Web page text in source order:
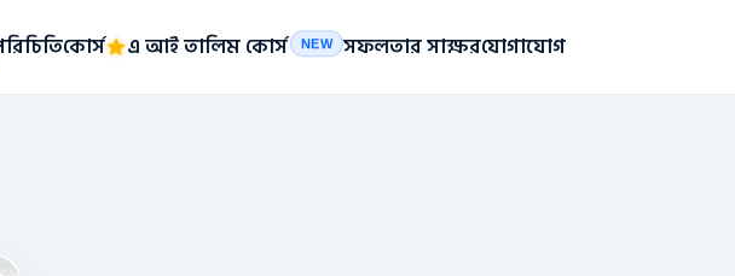
কোর্স এ আই তালিম কোর্স NEW সফলতার সাক্ষরযোগাযোগ